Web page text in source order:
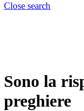
Close search
Sono la
preghiere